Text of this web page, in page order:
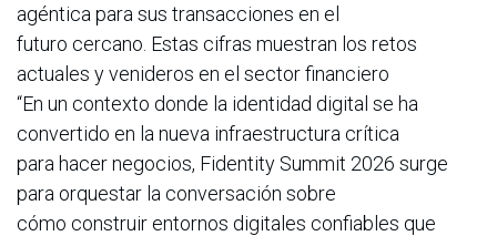
agéntica para sus transacciones en el
futuro cercano. Estas cifras muestran los retos
actuales y venideros en el sector financiero
“En un contexto donde la identidad digital se ha
convertido en la nueva infraestructura crítica
para hacer negocios, Fidentity Summit 2026 surge
para orquestar la conversación sobre
cómo construir entornos digitales confiables que